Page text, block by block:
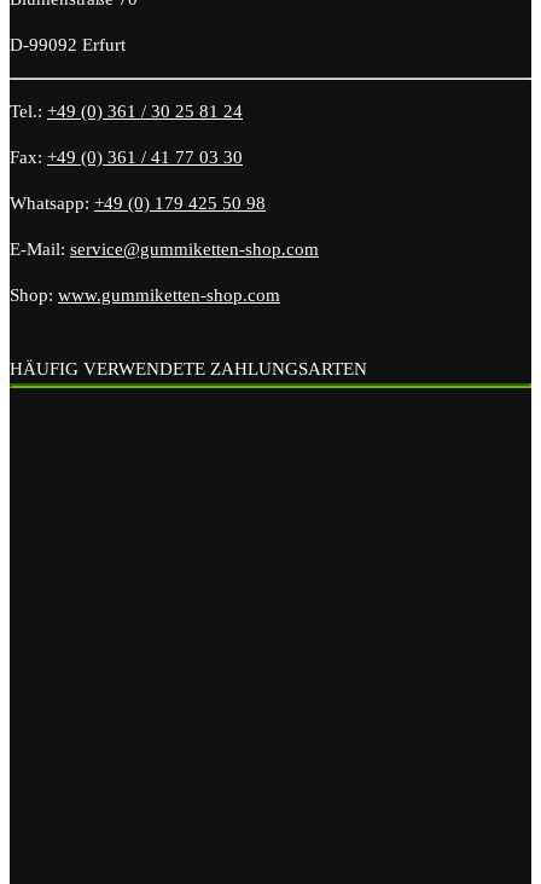
D-99092 Erfurt
Tel.: +49 (0) 361 / 30 25 81 24
Fax: +49 (0) 361 / 41 77 03 30
Whatsapp: +49 (0) 179 425 50 98
E-Mail: service@gummiketten-shop.com
Shop: www.gummiketten-shop.com
HÄUFIG VERWENDETE ZAHLUNGSARTEN